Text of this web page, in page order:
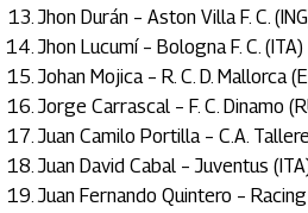
Jhon Durán – Aston Villa F. C.
Jhon Lucumí – Bologna F. C. (ITA)
Johan Mojica – R. C. D. Mallorca
Jorge Carrascal – F. C. Dinamo
Juan Camilo Portilla – C.A.
Juan David Cabal – Juventus
Juan Fernando Quintero –